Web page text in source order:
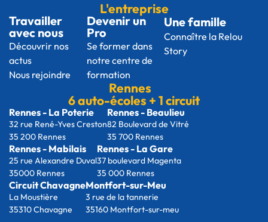
Rennes
6 auto-écoles + 1 circuit
Rennes - La Poterie
32 rue René-Yves Creston
35 200 Rennes
Rennes - Beaulieu
82 Boulevard de Vitré
35 700 Rennes
Rennes - Mabilais
25 rue Alexandre Duval
35000 Rennes
Rennes - La Gare
37 boulevard Magenta
35 000 Rennes
Circuit Chavagne
La Moustière
35310 Chavagne
Montfort-sur-Meu
3 rue de la tannerie
35160 Montfort-sur-meu
L'entreprise
Travailler
avec nous
Découvrir nos
actus
Nous rejoindre
Devenir un
Pro
Se former dans
notre centre de
formation
Une famille
Connaître la Relou
Story